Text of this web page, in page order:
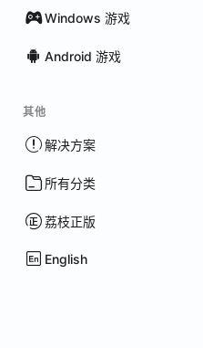
Windows 游戏
Android 游戏
其他
解决方案
所有分类
荔枝正版
English